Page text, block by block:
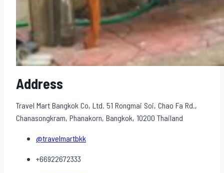
Address
Travel Mart Bangkok Co, Ltd. 51 Rongmai Soi, Chao Fa Rd.,
Chanasongkram, Phanakorn, Bangkok, 10200 Thailand
@travelmartbkk
+66922672333